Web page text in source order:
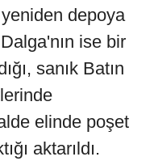
yeniden depoya
ise bir
sanık Batın
elinde poşet
aktarıldı.